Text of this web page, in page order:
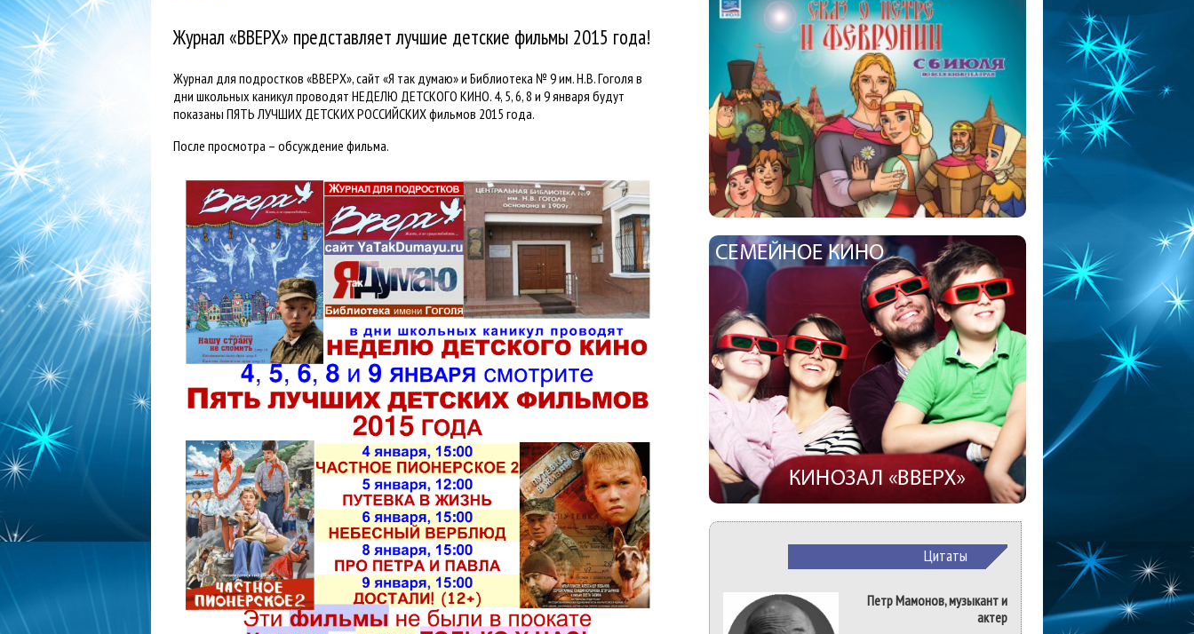
Журнал «ВВЕРХ» представляет лучшие детские фильмы 2015 года!
Журнал для подростков «ВВЕРХ», сайт «Я так думаю» и Библиотека № 9 им. Н.В. Гоголя в
дни школьных каникул проводят НЕДЕЛЮ ДЕТСКОГО КИНО. 4, 5, 6, 8 и 9 января будут
показаны ПЯТЬ ЛУЧШИХ ДЕТСКИХ РОССИЙСКИХ фильмов 2015 года.
После просмотра – обсуждение фильма.
Цитаты
Петр Мамонов, музыкант и
актер